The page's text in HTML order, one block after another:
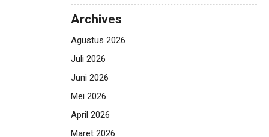
Archives
Agustus 2026
Juli 2026
Juni 2026
Mei 2026
April 2026
Maret 2026